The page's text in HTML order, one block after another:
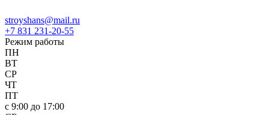
stroyshans@mail.ru
+7 831 231-20-55
Режим работы
ПН
ВТ
СР
ЧТ
ПТ
c 9:00 до 17:00